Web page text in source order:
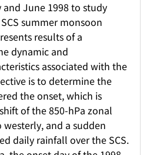
June 1998 to study
summer monsoon
results of a
dynamic and
associated with the
is to determine the
the onset, which is
of the 850-hPa zonal
and a sudden
daily rainfall over the SCS.